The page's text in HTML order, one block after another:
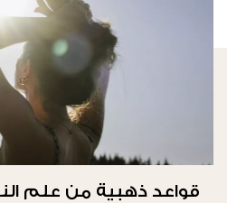
قواعد ذهبية من علم